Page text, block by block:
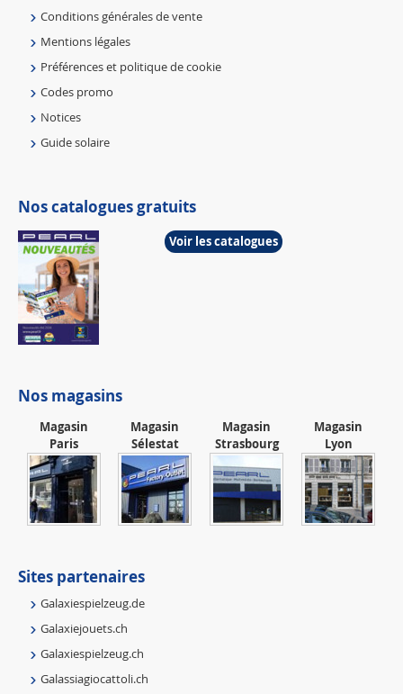
Conditions générales de vente
Mentions légales
Préférences et politique de cookie
Codes promo
Notices
Guide solaire
Nos catalogues gratuits
Voir les catalogues
Nos magasins
Magasin
Paris
Magasin
Sélestat
Magasin
Strasbourg
Magasin
Lyon
Sites partenaires
Galaxiespielzeug.de
Galaxiejouets.ch
Galaxiespielzeug.ch
Galassiagiocattoli.ch